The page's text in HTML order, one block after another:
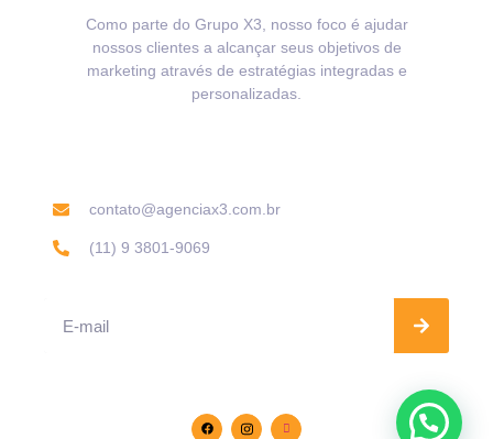
Como parte do Grupo X3, nosso foco é ajudar
nossos clientes a alcançar seus objetivos de
marketing através de estratégias integradas e
personalizadas.
contato@agenciax3.com.br
(11) 9 3801-9069